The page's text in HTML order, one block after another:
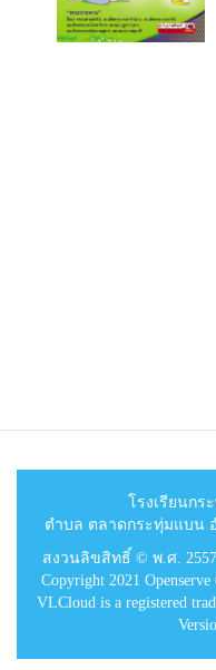
โรงเรียนก
ตำบล ตลาดกระทุ่มแบน
สงวนลิขสิทธิ์ © พ.ศ.
Copyright 2021
VLCloud is a registered